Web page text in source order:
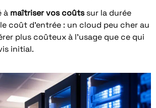
à maîtriser vos coûtssur la durée
coût d’entrée : un cloud peu cher au
plus coûteux à l’usage que ce qui
initial.